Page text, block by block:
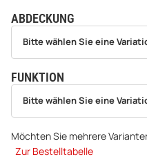
ABDECKUNG
wählen
Bitte wählen Sie eine
FUNKTION
wählen
Bitte wählen Sie eine
Möchten Sie mehrere
Zur Bestelltabelle